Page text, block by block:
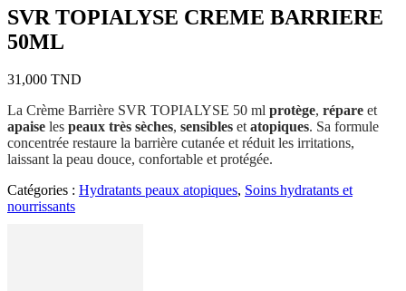
SVR TOPIALYSE CREME BARRIERE
50ML
31,000 TND
La Crème Barrière SVR TOPIALYSE 50 ml protège, répare et
apaise les peaux très sèches, sensibles etatopiques. Sa formule
concentrée restaure la barrière cutanée et réduit les irritations,
laissant la peau douce, confortable et protégée.
Catégories : Hydratants peaux atopiques, Soins hydratants et
nourrissants